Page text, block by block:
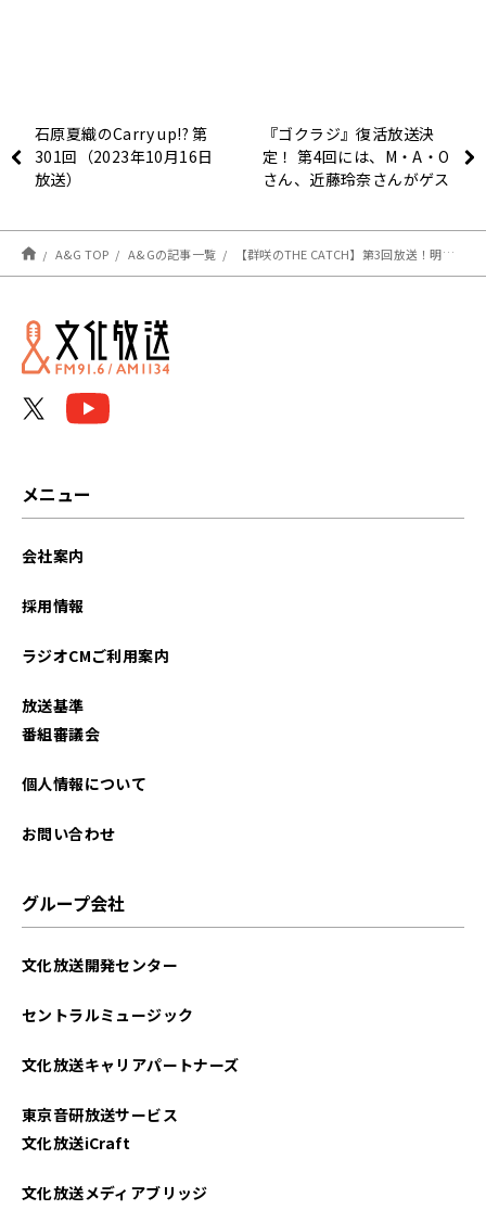
石原夏織のCarry up!? 第
301回（2023年10月16日
放送）
『ゴクラジ』復活放送決
定！ 第4回には、M・A・O
さん、近藤玲奈さんがゲス
A&G TOP A&Gの記事一覧 【群咲のTHE CATCH】第3回放送！明日のメールテーマは？
メニュー
会社案内
採用情報
ラジオCMご利用案内
放送基準
番組審議会
個人情報について
お問い合わせ
グループ会社
文化放送開発センター
セントラルミュージック
文化放送キャリアパートナーズ
東京音研放送サービス
文化放送iCraft
文化放送メディアブリッジ